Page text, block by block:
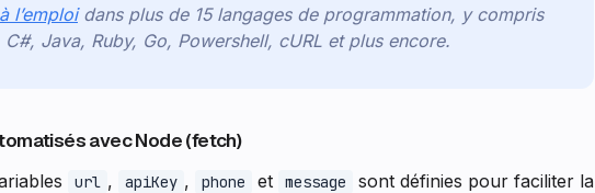
l’emploidans plus de 15 langages de programmation, y compris
Java, Ruby, Go, Powershell, cURL et plus encore.
avec Node (fetch)
url , apiKey , phone et message
sont définies pour faciliter la